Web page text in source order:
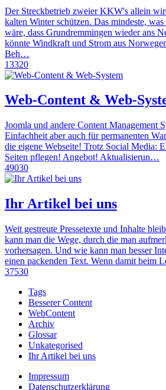
Der Streckbetrieb zweier KKW's allein
kalten Winter schützen. Das mindeste, was
wäre, dass Grundremmingen wieder ans
könnte Windkraft und Strom aus
Beh…
13320
Web-Content & Web-
Joomla und andere Content Management
Einfachheit aber auch für permanenten
die eigene Webseite! Trotz Social Media:
Seiten pflegen! Angebot! Aktualisierun…
49030
Ihr Artikel bei uns
Weit gestreute Pressetexte und Inhalte
kann man die Wege, durch die man
vorhersagen. Und wie kann man besser
einen packenden Text. Wenn damit beim
37530
Tags
Besserer Content
WebContent
Archiv
Glossar
Unkategorised
Ihr Artikel bei uns
Impressum
Datenschutzerklärung